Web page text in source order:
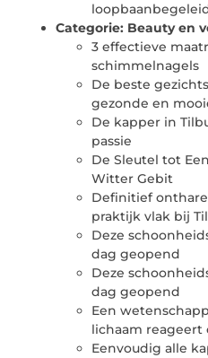
Categorie: Beauty en
3 effectieve
schimmelnagels
De beste
gezonde en
De kapper in
passie
De Sleutel tot
Witter Gebit
Definitief
praktijk vlak bij
Deze
dag geopend
Deze
dag geopend
Een
lichaam
Eenvoudig alle